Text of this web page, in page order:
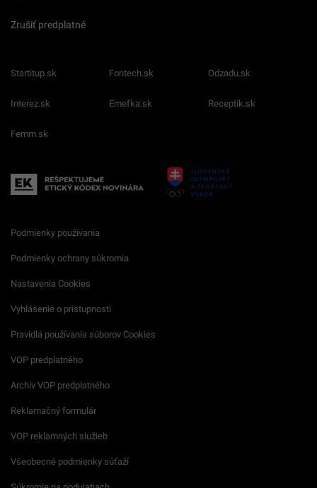
Zrušiť predplatné
Startitup.sk Fontech.sk Odzadu.sk
Interez.sk Emefka.sk Receptik.sk
Femm.sk
Podmienky používania
Podmienky ochrany súkromia
Nastavenia Cookies
Vyhlásenie o prístupnosti
Pravidlá používania súborov Cookies
VOP predplatného
Archív VOP predplatného
Reklamačný formulár
VOP reklamných služieb
Všeobecné podmienky súťaží